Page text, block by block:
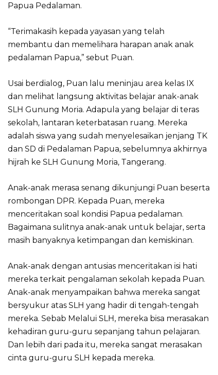
Papua Pedalaman.
“Terimakasih kepada yayasan yang telah
membantu dan memelihara harapan anak anak
pedalaman Papua,” sebut Puan.
Usai berdialog, Puan lalu meninjau area kelas IX
dan melihat langsung aktivitas belajar anak-anak
SLH Gunung Moria. Adapula yang belajar di teras
sekolah, lantaran keterbatasan ruang. Mereka
adalah siswa yang sudah menyelesaikan jenjang TK
dan SD di Pedalaman Papua, sebelumnya akhirnya
hijrah ke SLH Gunung Moria, Tangerang.
Anak-anak merasa senang dikunjungi Puan beserta
rombongan DPR. Kepada Puan, mereka
menceritakan soal kondisi Papua pedalaman.
Bagaimana sulitnya anak-anak untuk belajar, serta
masih banyaknya ketimpangan dan kemiskinan.
Anak-anak dengan antusias menceritakan isi hati
mereka terkait pengalaman sekolah kepada Puan.
Anak-anak menyampaikan bahwa mereka sangat
bersyukur atas SLH yang hadir di tengah-tengah
mereka. Sebab Melalui SLH, mereka bisa merasakan
kehadiran guru-guru sepanjang tahun pelajaran.
Dan lebih dari pada itu, mereka sangat merasakan
cinta guru-guru SLH kepada mereka.